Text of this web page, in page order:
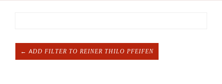
← ADD FILTER TO REINER THILO PFEIFEN